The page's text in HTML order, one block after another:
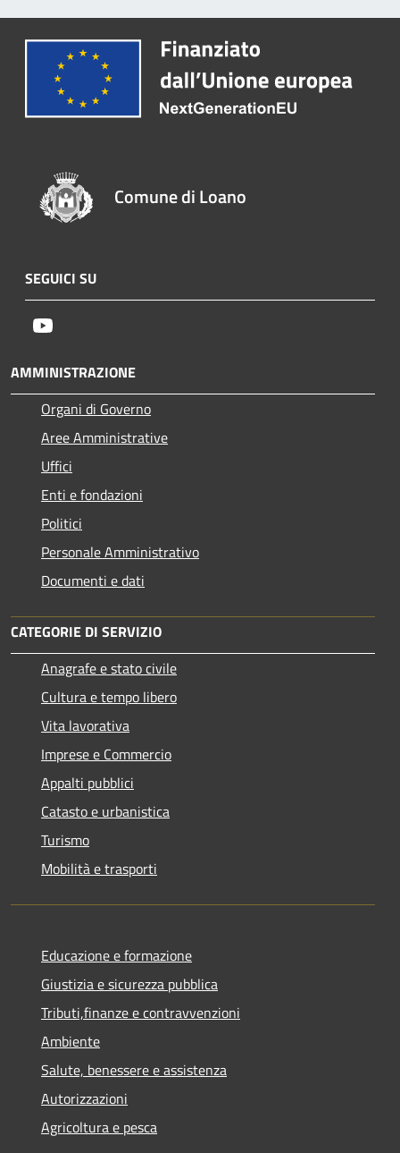
Comune di Loano
SEGUICI SU
AMMINISTRAZIONE
Organi di Governo
Aree Amministrative
Uffici
Enti e fondazioni
Politici
Personale Amministrativo
Documenti e dati
CATEGORIE DI SERVIZIO
Anagrafe e stato civile
Cultura e tempo libero
Vita lavorativa
Imprese e Commercio
Appalti pubblici
Catasto e urbanistica
Turismo
Mobilità e trasporti
Educazione e formazione
Giustizia e sicurezza pubblica
Tributi,finanze e contravvenzioni
Ambiente
Salute, benessere e assistenza
Autorizzazioni
Agricoltura e pesca